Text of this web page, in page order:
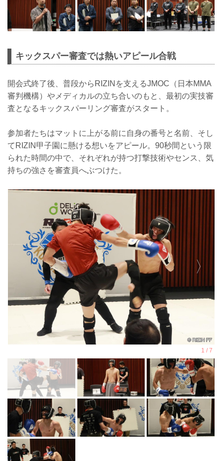
キックスパー審査では熱いアピール合戦
開会式終了後、普段からRIZINを支えるJMOC（日本MMA
審判機構）やメディカルの立ち合いのもと、最初の実技審
査となるキックスパーリング審査がスタート。
参加者たちはマットに上がる前に自身の番号と名前、そし
てRIZIN甲子園に懸ける想いをアピール。90秒間という限
られた時間の中で、それぞれが持つ打撃技術やセンス、気
持ちの強さを審査員へぶつけた。